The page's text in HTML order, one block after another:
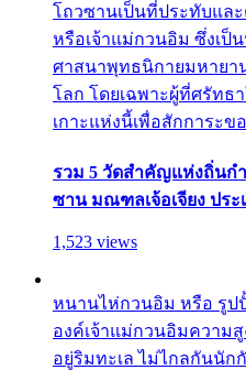
โถวซานเป็นที่ประทับแล
หรือเจ้าแม่กวนอิม ซึ่งเป็
ศาสนาพุทธนิกายมหายา
โลก โดยเฉพาะผู้ที่ศรัทธ
เกาะแห่งนี้เพื่อสักการะ
รวม 5 วัดสำคัญแห่งถิ่นกำ
ซาน มณฑลเจ้อเจียง ประ
1,523 views
หนานไห่กวนอิม หรือ รูป
องค์เจ้าแม่กวนอิมความ
อยู่ริมทะเล ไม่ไกลกันนัก